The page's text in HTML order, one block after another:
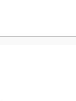
░▒
░░▒▓░░░░░
░░░░
░░▒▒░░
░
░▒▒
▒▒▒░
░▒▒▒
▒▒▒░
░▒▒▒░
░▒▒▒
░▒▒▒
░▒▒▒
░░░
░░░░░░░░░░░░░░